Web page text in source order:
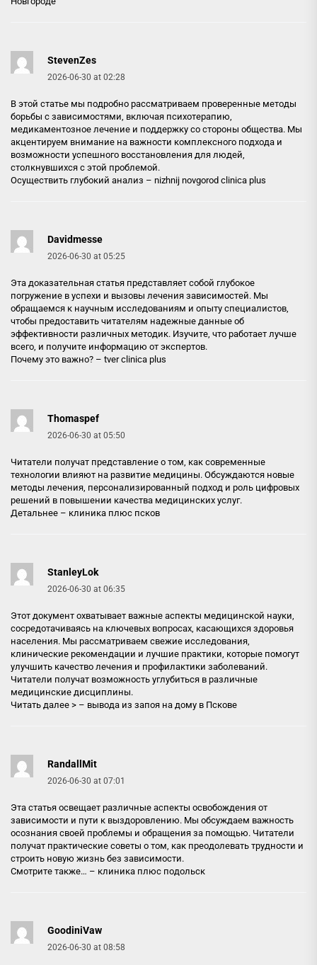
StevenZes
2026-06-30 at 02:28
В этой статье мы подробно рассматриваем проверенные методы
борьбы с зависимостями, включая психотерапию,
медикаментозное лечение и поддержку со стороны общества. Мы
акцентируем внимание на важности комплексного подхода и
возможности успешного восстановления для людей,
столкнувшихся с этой проблемой.
Осуществить глубокий анализ – nizhnij novgorod clinica plus
Davidmesse
2026-06-30 at 05:25
Эта доказательная статья представляет собой глубокое
погружение в успехи и вызовы лечения зависимостей. Мы
обращаемся к научным исследованиям и опыту специалистов,
чтобы предоставить читателям надежные данные об
эффективности различных методик. Изучите, что работает лучше
всего, и получите информацию от экспертов.
Почему это важно? – tver clinica plus
Thomaspef
2026-06-30 at 05:50
Читатели получат представление о том, как современные
технологии влияют на развитие медицины. Обсуждаются новые
методы лечения, персонализированный подход и роль цифровых
решений в повышении качества медицинских услуг.
Детальнее – клиника плюс псков
StanleyLok
2026-06-30 at 06:35
Этот документ охватывает важные аспекты медицинской науки,
сосредотачиваясь на ключевых вопросах, касающихся здоровья
населения. Мы рассматриваем свежие исследования,
клинические рекомендации и лучшие практики, которые помогут
улучшить качество лечения и профилактики заболеваний.
Читатели получат возможность углубиться в различные
медицинские дисциплины.
Читать далее > – вывода из запоя на дому в Пскове
RandallMit
2026-06-30 at 07:01
Эта статья освещает различные аспекты освобождения от
зависимости и пути к выздоровлению. Мы обсуждаем важность
осознания своей проблемы и обращения за помощью. Читатели
получат практические советы о том, как преодолевать трудности и
строить новую жизнь без зависимости.
Смотрите также… – клиника плюс подольск
GoodiniVaw
2026-06-30 at 08:58